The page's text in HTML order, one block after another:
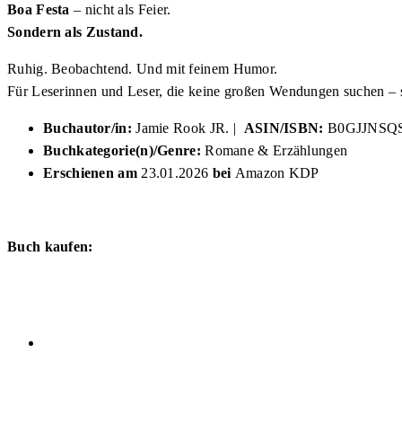
Boa Festa – nicht als Feier.
Sondern als Zustand.
Ruhig. Beobachtend. Und mit feinem Humor.
Für Leserinnen und Leser, die keine großen Wendungen suchen
Buchautor/in:Jamie Rook JR. | ASIN/ISBN:
Buchkategorie(n)/Genre:Romane & Erzählungen
Erschienen am23.01.2026 bei Amazon KDP
Buch kaufen: